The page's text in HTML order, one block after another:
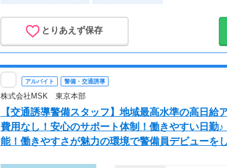
■65歳～69歳
安全面・体力
70歳以降では
月収29万円可能
（日給1万
とりあえず保存
アルバイト 警備・交通誘導
株式会社MSK 東京本部
【交通誘導警備スタッフ】地域最高水準の高日
費用なし！安心のサポート体制！働きやすい日勤
能！働きやすさが魅力の環境で警備員デビューを